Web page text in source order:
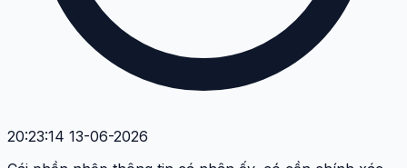
20:23:14 13-06-2026